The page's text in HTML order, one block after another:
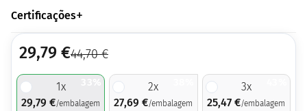
Certificações
29,79 €44,70€
1x
29,79€/embalagem
2x
27,69€/embalagem
3x
25,47€/embalagem